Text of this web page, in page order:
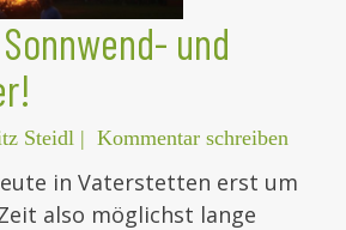
und
Steidl | Kommentar schreiben
in Vaterstetten erst um
also möglichst lange